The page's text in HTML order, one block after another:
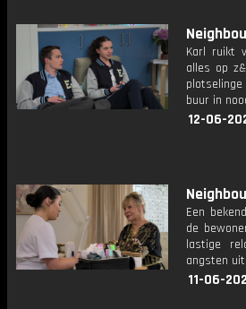
Karl ruikt
alles op
buur in
12-06-
Een
de
lastige
angsten
11-06-